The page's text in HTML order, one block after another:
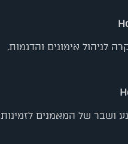
לניהול אימונים והדגמות.
ושבר של המאמנים